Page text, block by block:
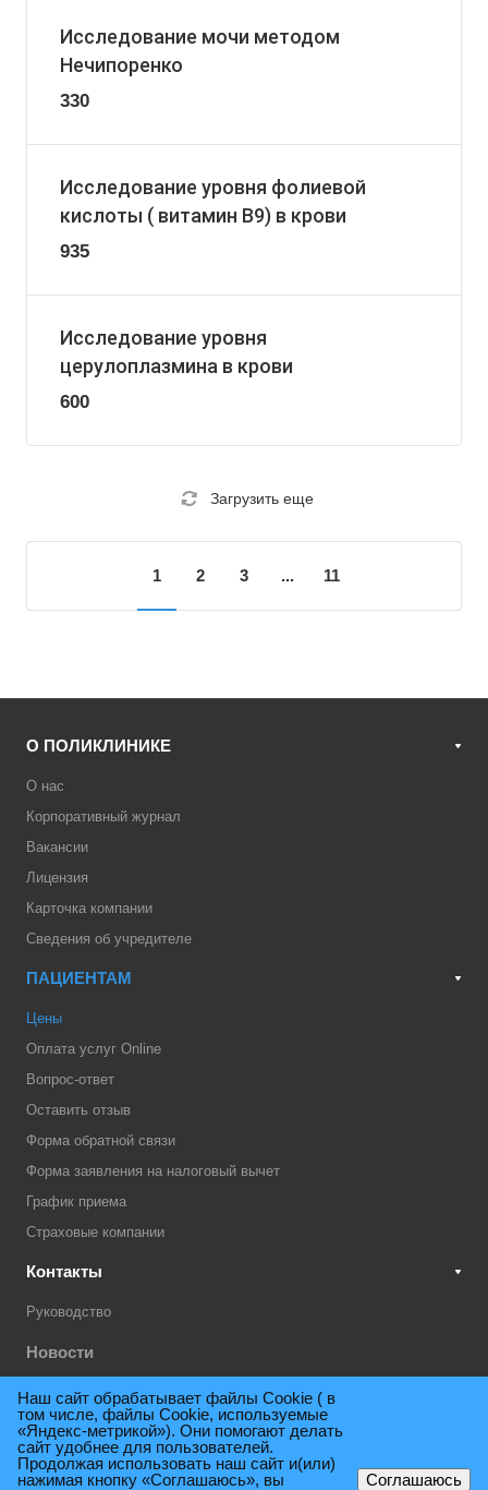
Исследование мочи методом
Нечипоренко
330
Исследование уровня фолиевой
кислоты ( витамин В9) в крови
935
Исследование уровня
церулоплазмина в крови
600
Загрузить еще
1 2 3 ... 11
О ПОЛИКЛИНИКЕ
О нас
Корпоративный журнал
Вакансии
Лицензия
Карточка компании
Сведения об учредителе
ПАЦИЕНТАМ
Цены
Оплата услуг Online
Вопрос-ответ
Оставить отзыв
Форма обратной связи
Форма заявления на налоговый вычет
График приема
Страховые компании
Контакты
Руководство
Новости
Техническая поддержка
Наш сайт обрабатывает файлы Cookie ( в
том числе, файлы Cookie, используемые
«Яндекс-метрикой»). Они помогают делать
сайт удобнее для пользователей.
Продолжая использовать наш сайт и(или)
нажимая кнопку «Соглашаюсь», вы
Соглашаюсь